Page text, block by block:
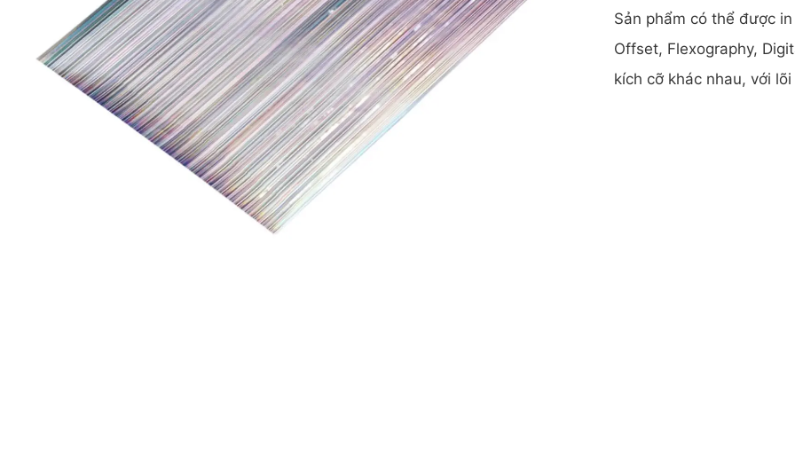
Sản phẩm có thể được
Offset, Flexography,
kích cỡ khác nhau, với